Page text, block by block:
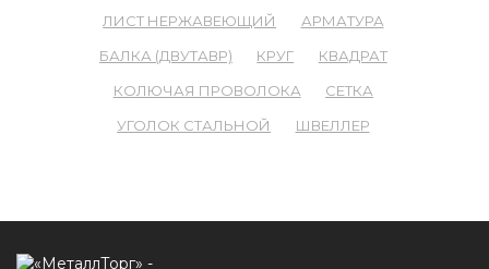
ЛИСТ НЕРЖАВЕЮЩИЙ
АРМАТУРА
БАЛКА (ДВУТАВР)
КРУГ
КВАДРАТ
КОЛЮЧАЯ ПРОВОЛОКА
СЕТКА
УГОЛОК СТАЛЬНОЙ
ШВЕЛЛЕР